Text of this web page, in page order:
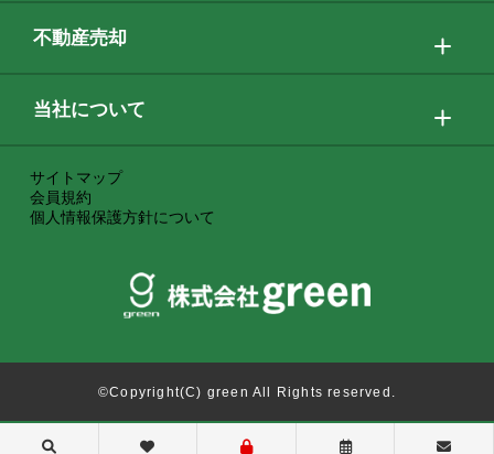
不動産売却
当社について
サイトマップ
会員規約
個人情報保護方針について
©Copyright(C) green All Rights reserved.